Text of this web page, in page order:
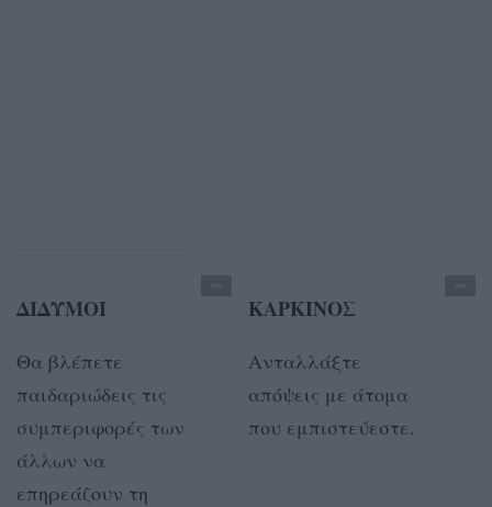
ΔΙΔΥΜΟΙ
Θα βλέπετε
παιδαριώδεις τις
συμπεριφορές των
άλλων να
επηρεάζουν τη
ΚΑΡΚΙΝΟΣ
Ανταλλάξτε
απόψεις με άτομα
που εμπιστεύεστε.